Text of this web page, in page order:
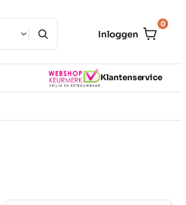
Inloggen
0
Klantenservice